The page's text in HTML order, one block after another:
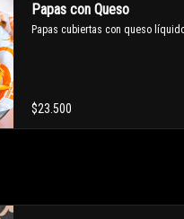
Papas con Queso
Papas cubiertas con queso
$23.500